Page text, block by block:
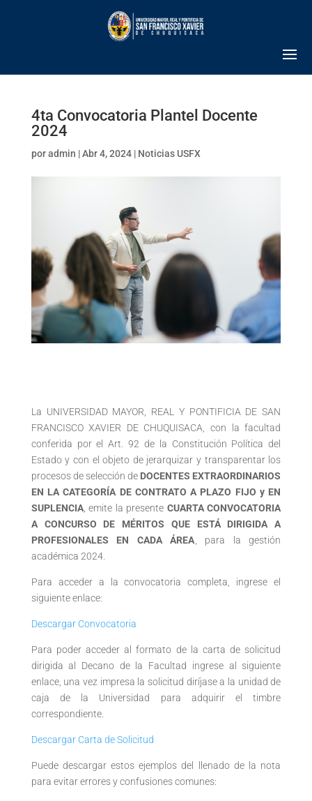
4ta Convocatoria Plantel Docente
2024
poradmin |Abr 4, 2024| Noticias USFX
La UNIVERSIDAD MAYOR, REAL Y PONTIFICIA DE SAN
FRANCISCO XAVIER DE CHUQUISACA, con la facultad
conferida por el Art. 92 de la Constitución Política del
Estado y con el objeto de jerarquizar y transparentar los
procesos de selección de DOCENTES EXTRAORDINARIOS
EN LA CATEGORÍA DE CONTRATO A PLAZO FIJO y EN
SUPLENCIA, emite la presente CUARTA CONVOCATORIA
A CONCURSO DE MÉRITOS QUE ESTÁ DIRIGIDA A
PROFESIONALES EN CADA ÁREA, para la gestión
académica 2024.
Para acceder a la convocatoria completa, ingrese el
siguiente enlace:
Descargar Convocatoria
Para poder acceder al formato de la carta de solicitud
dirigida al Decano de la Facultad ingrese al siguiente
enlace, una vez impresa la solicitud diríjase a la unidad de
caja de la Universidad para adquirir el timbre
correspondiente.
Descargar Carta de Solicitud
Puede descargar estos ejemplos del llenado de la nota
para evitar errores y confusiones comunes: